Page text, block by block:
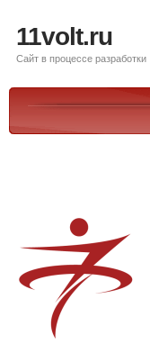
11volt.ru
Сайт в процессе разработки